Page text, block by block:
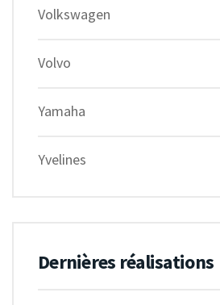
Volkswagen
Volvo
Yamaha
Yvelines
Dernières réalisations